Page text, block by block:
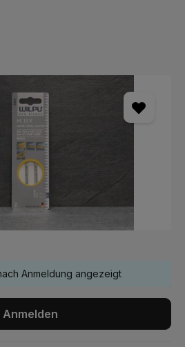
Anmeldung angezeigt
Anmelden